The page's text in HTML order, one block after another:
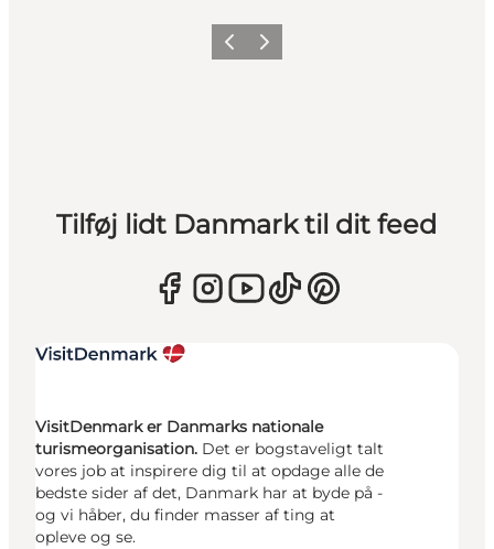
ForrigeNæste
Tilføj lidt Danmark til dit feed
VisitDenmark er Danmarks nationale
turismeorganisation. Det er bogstaveligt talt
vores job at inspirere dig til at opdage alle de
bedste sider af det, Danmark har at byde på -
og vi håber, du finder masser af ting at
opleve og se.